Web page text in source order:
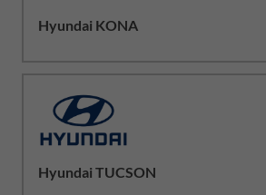
Hyundai KONA
Hyundai TUCSON